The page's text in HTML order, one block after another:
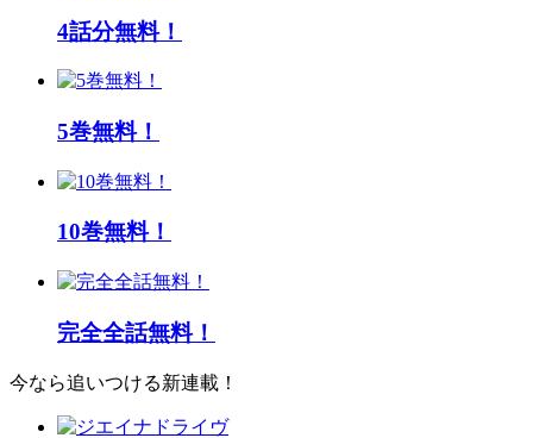
4話分無料！
5巻無料！
10巻無料！
完全全話無料！
今なら追いつける新連載！